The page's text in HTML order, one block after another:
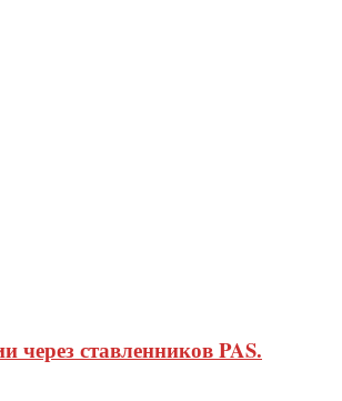
ставленников PAS.